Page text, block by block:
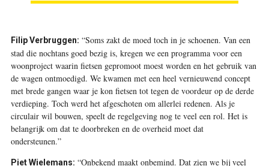
Filip Verbruggen: “Soms zakt de moed toch in je schoenen. Van een
stad die nochtans goed bezig is, kregen we een programma voor een
woonproject waarin fietsen gepromoot moest worden en het gebruik van
de wagen ontmoedigd. We kwamen met een heel vernieuwend concept
met brede gangen waar je kon fietsen tot tegen de voordeur op de derde
verdieping. Toch werd het afgeschoten om allerlei redenen. Als je
circulair wil bouwen, speelt de regelgeving nog te veel een rol. Het is
belangrijk om dat te doorbreken en de overheid moet dat
ondersteunen.”
Piet Wielemans: “Onbekend maakt onbemind. Dat zien we bij veel